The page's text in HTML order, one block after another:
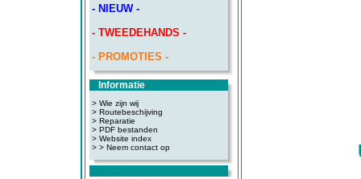
- NIEUW -
- TWEEDEHANDS -
- PROMOTIES -
Informatie
> Wie zijn wij
> Routebeschijving
> Reparatie
> PDF bestanden
> Website index
> > Neem contact op